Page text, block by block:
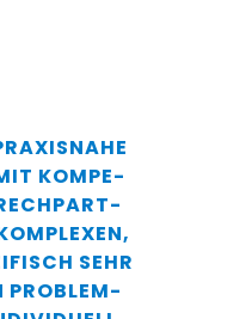
KOM­PE­
SEHR
PRO­BLEM­